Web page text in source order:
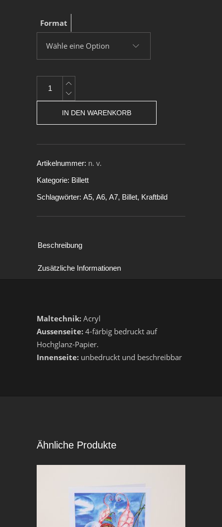
Format
Wähle eine Option
IN DEN WARENKORB
Artikelnummer: n. v.
Kategorie: Billett
Schlagwörter: A5, A6, A7, Billet, Kraftbild
Beschreibung
Zusätzliche Informationen
Maltechnik: Acryl
Aussenseite: 4-färbig bedruckt auf
Hochglanz-Papier.
Innenseite: unbedruckt und beschreibbar
Ähnliche Produkte